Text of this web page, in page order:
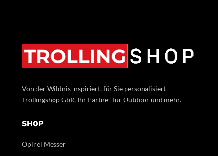
Von der Wildnis inspiriert, für Sie personalisiert –
Trollingshop GbR, Ihr Partner für Outdoor und mehr.
SHOP
Opinel Messer